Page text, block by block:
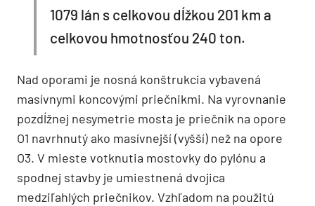
1079 lán s celkovou dĺžkou 201 km a
celkovou hmotnosťou 240 ton.
Nad oporami je nosná konštrukcia vybavená
masívnymi koncovými priečnikmi. Na vyrovnanie
pozdĺžnej nesymetrie mosta je priečnik na opore
O1 navrhnutý ako masívnejší (vyšší) než na opore
O3. V mieste votknutia mostovky do pylónu a
spodnej stavby je umiestnená dvojica
medziľahlých priečnikov. Vzhľadom na použitú